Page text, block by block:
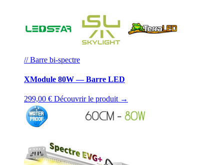
// Barre bi-spectre
XModule 80W — Barre LED
299,00 € Découvrir le produit →